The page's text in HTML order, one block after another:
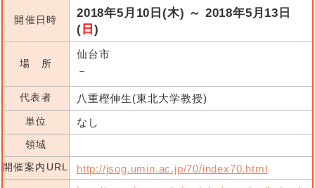
開催日時
2018年5月10日(木) ～ 2018年5月13日
( 日 )
場 所
仙台市
－
代表者 八重樫伸生(東北大学教授)
単位 なし
領域
開催案内URL
http://jsog.umin.ac.jp/70/index70.html